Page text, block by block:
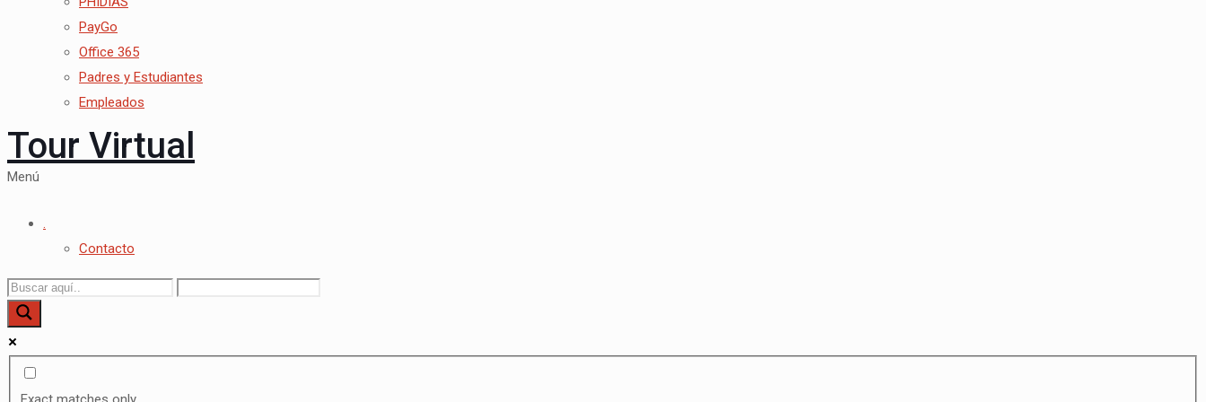
PayGo
Office 365
Padres y Estudiantes
Empleados
Tour Virtual
Menú
.
Contacto